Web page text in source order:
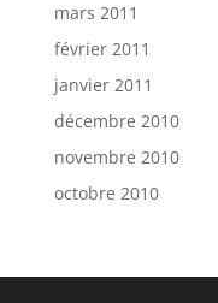
mars 2011
février 2011
janvier 2011
décembre 2010
novembre 2010
octobre 2010